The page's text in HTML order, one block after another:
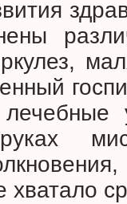
хватало